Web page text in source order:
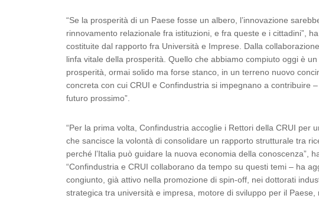
“Se la prosperità di un Paese fosse un albero, l’innovazione
rinnovamento relazionale fra istituzioni, e fra queste e i cittadini”,
costituite dal rapporto fra Università e Imprese. Dalla
linfa vitale della prosperità. Quello che abbiamo compiuto oggi è
prosperità, ormai solido ma forse stanco, in un terreno nuovo
concreta con cui CRUI e Confindustria si impegnano a contribuire
futuro prossimo”.
“Per la prima volta, Confindustria accoglie i Rettori della CRUI
che sancisce la volontà di consolidare un rapporto strutturale tra
perché l’Italia può guidare la nuova economia della conoscenza”,
“Confindustria e CRUI collaborano da tempo su questi temi – ha
congiunto, già attivo nella promozione di spin-off, nei dottorati
strategica tra università e impresa, motore di sviluppo per il